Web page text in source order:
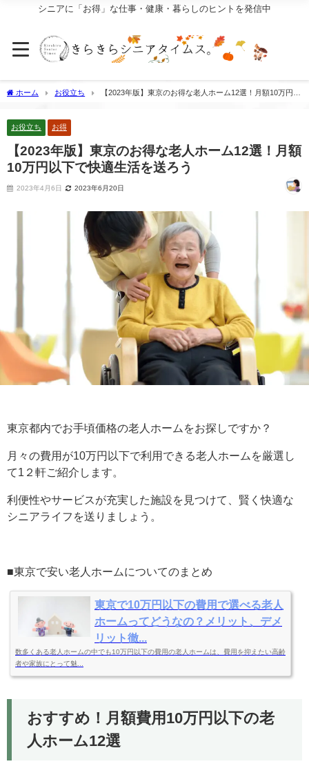
シニアに「お得」な仕事・健康・暮らしのヒントを発信中
ホーム お役立ち
【2023年版】東京のお得な老人ホーム12選！月額10万円以
お役立ち お得
【2023年版】東京のお得な老人ホーム12選！月額
10万円以下で快適生活を送ろう
2023年4月6日 2023年6月20日
東京都内でお手頃価格の老人ホームをお探しですか？
月々の費用が10万円以下で利用できる老人ホームを厳選し
て1２軒ご紹介します。
利便性やサービスが充実した施設を見つけて、賢く快適な
シニアライフを送りましょう。
■東京で安い老人ホームについてのまとめ
東京で10万円以下の費用で選べる老人
ホームってどうなの？メリット、デメ
リット徹...
数多くある老人ホームの中でも10万円以下の費用の老人ホームは、費用を抑えたい高齢
者や家族にとって魅...
おすすめ！月額費用10万円以下の老
人ホーム12選